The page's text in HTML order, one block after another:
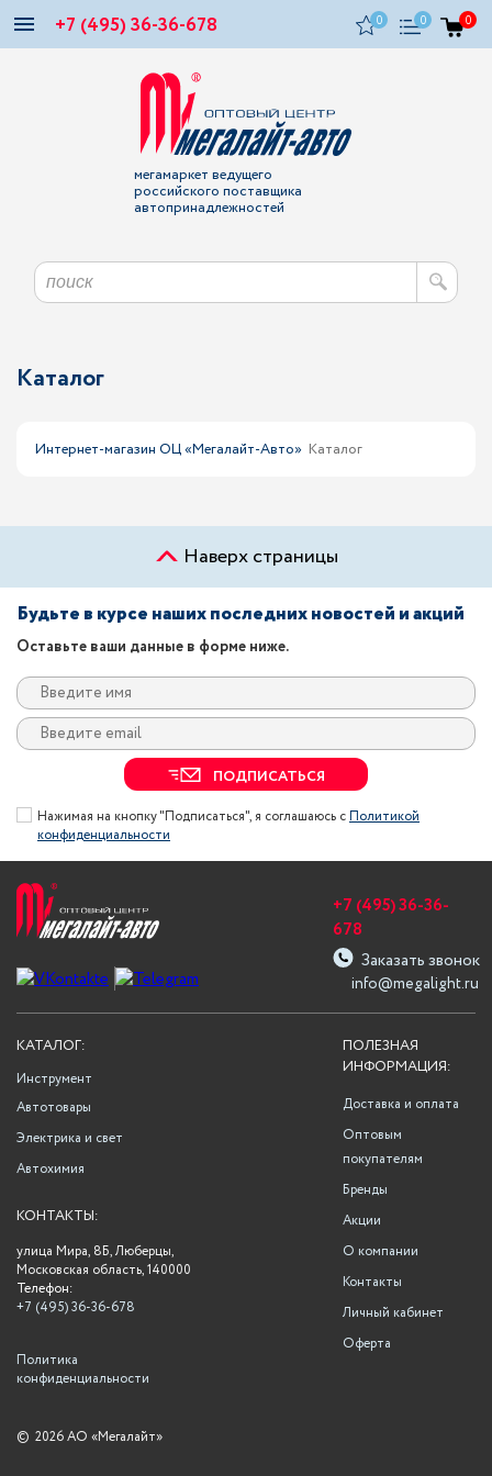
+7 (495) 36-36-678 0 0 0
мегамаркет ведущего
российского поставщика
автопринадлежностей
Каталог
Интернет-магазин ОЦ «Мегалайт-Авто» Каталог
Наверх страницы
Будьте в курсе наших последних новостей и акций
Оставьте ваши данные в форме ниже.
ПОДПИСАТЬСЯ
Нажимая на кнопку "Подписаться", я соглашаюсь сПолитикой
конфиденциальности
info@megalight.ru
+7 (495) 36-36-
678
Заказать звонок
ПОЛЕЗНАЯ
ИНФОРМАЦИЯ:
Доставка и оплата
Оптовым
покупателям
Бренды
Акции
О компании
Контакты
Личный кабинет
Оферта
КАТАЛОГ:
Инструмент
Автотовары
Электрика и свет
Автохимия
КОНТАКТЫ:
улица Мира, 8Б, Люберцы,
Московская область, 140000
Телефон:
+7 (495) 36-36-678
Политика
конфиденциальности
© 2026 АО «Мегалайт»